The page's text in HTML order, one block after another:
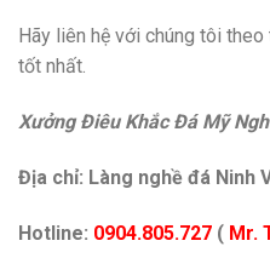
Hãy liên hệ với chúng tôi
tốt nhất.
Xưởng Điêu Khắc Đá Mỹ
Địa chỉ: Làng nghề đá Ninh
Hotline: 0904.805.727 ( Mr.